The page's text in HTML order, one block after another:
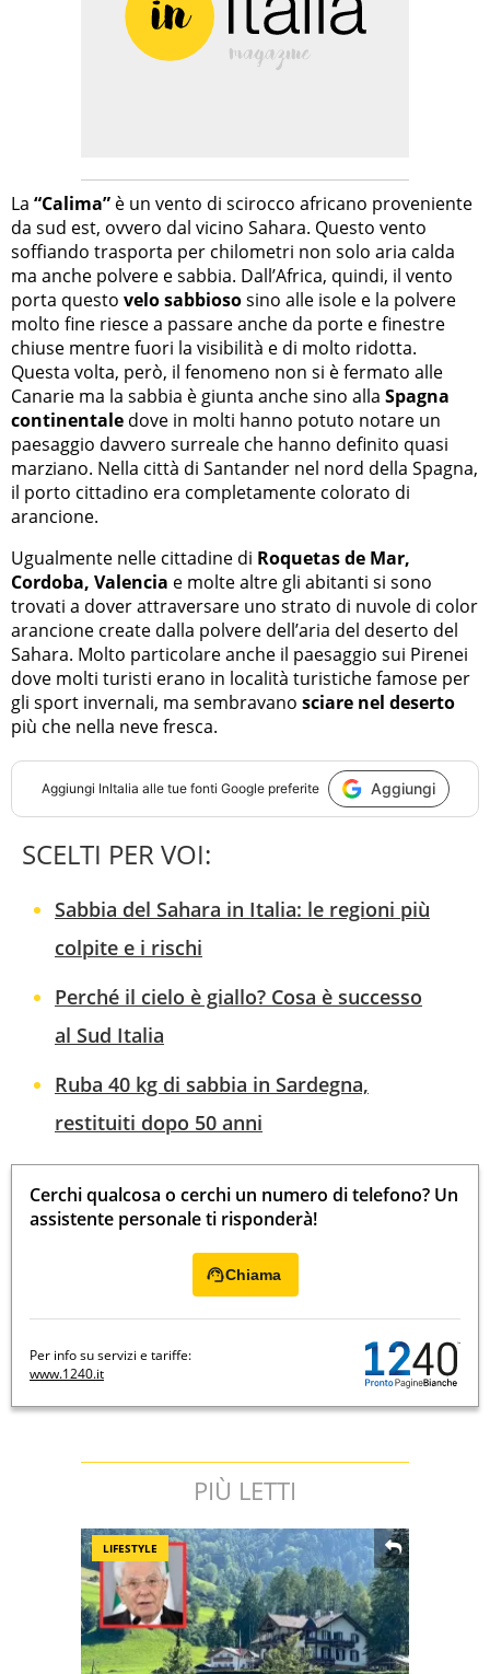
La “Calima” è un vento di scirocco africano proveniente
da sud est, ovvero dal vicino Sahara. Questo vento
soffiando trasporta per chilometri non solo aria calda
ma anche polvere e sabbia. Dall’Africa, quindi, il vento
porta questo velo sabbiososino alle isole e la polvere
molto fine riesce a passare anche da porte e finestre
chiuse mentre fuori la visibilità e di molto ridotta.
Questa volta, però, il fenomeno non si è fermato alle
Canarie ma la sabbia è giunta anche sino alla Spagna
continentale dove in molti hanno potuto notare un
paesaggio davvero surreale che hanno definito quasi
marziano. Nella città di Santander nel nord della Spagna,
il porto cittadino era completamente colorato di
arancione.
Ugualmente nelle cittadine di Roquetas de Mar,
Cordoba, Valencia e molte altre gli abitanti si sono
trovati a dover attraversare uno strato di nuvole di color
arancione create dalla polvere dell’aria del deserto del
Sahara. Molto particolare anche il paesaggio sui Pirenei
dove molti turisti erano in località turistiche famose per
gli sport invernali, ma sembravano sciare nel deserto
più che nella neve fresca.
Aggiungi InItalia alle tue fonti Google preferite Aggiungi
SCELTI PER VOI:
Sabbia del Sahara in Italia: le regioni più
colpite e i rischi
Perché il cielo è giallo? Cosa è successo
al Sud Italia
Ruba 40 kg di sabbia in Sardegna,
restituiti dopo 50 anni
Cerchi qualcosa o cerchi un numero di telefono? Un
assistente personale ti risponderà!
Chiama
Per info su servizi e tariffe:
www.1240.it
PIÙ LETTI
LIFESTYLE